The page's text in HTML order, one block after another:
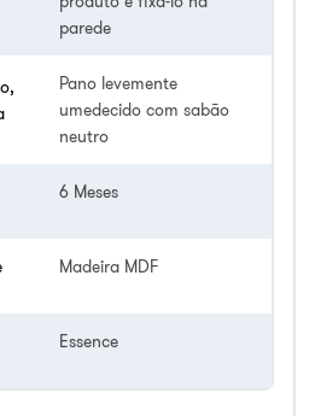
parede
Pano levemente
umedecido com sabão
neutro
6 Meses
Madeira MDF
Essence